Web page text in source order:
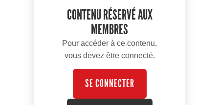
CONTENU RÉSERVÉ AUX
MEMBRES
Pour accéder à ce contenu,
vous devez être connecté.
SE CONNECTER